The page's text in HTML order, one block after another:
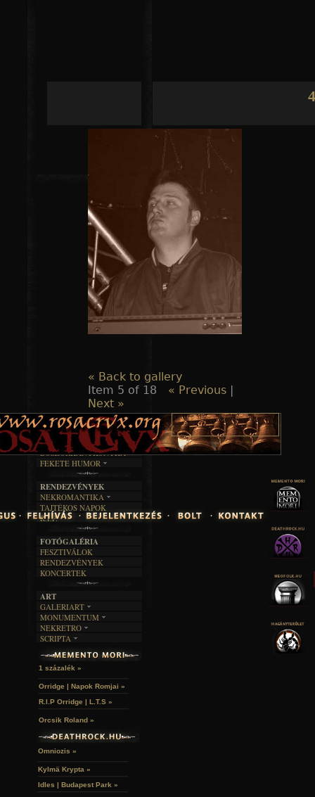
« Back to gallery
Item 5 of 18
« Previous |
Next »
TAJTÉKOS LAPOK
ZENE
EGYÜTTESEK
INTERJÚK
FORDÍTÁSOK
DALSZÖVEGEK
ÍRÁSOK
IRODALOM
FILM
ÍRÁSTÖRTÉNET
BOSZORKÁNYKONYHA
FEKETE HUMOR
SZÖVEGES
RENDEZVÉNYEK
NEKROMANTIKA
AKTUÁLIS
A MÚLT
TAJTÉKOS NAPOK
R.I.P.
FOTÓGALÉRIA
FESZTIVÁLOK
RENDEZVÉNYEK
KONCERTEK
ART
GALERIART
ARTGALERI
KÉPREGÉNYEK
LAKÁSKULTS
MONUMENTUM
TEMETŐK
TEMPLOMOK
VÁRAK
HELYEK
NEKRETRO
SZUBKULT
FEKETE LYUK
RELIKVIÁK
SCRIPTA
NOVELLÁK
VERSEK
1 százalék »
Orridge | Napok Romjai »
R.I.P Orridge | L.T.S »
Orcsik Roland »
Omniozis »
Kylmä Krypta »
Idles | Budapest Park »